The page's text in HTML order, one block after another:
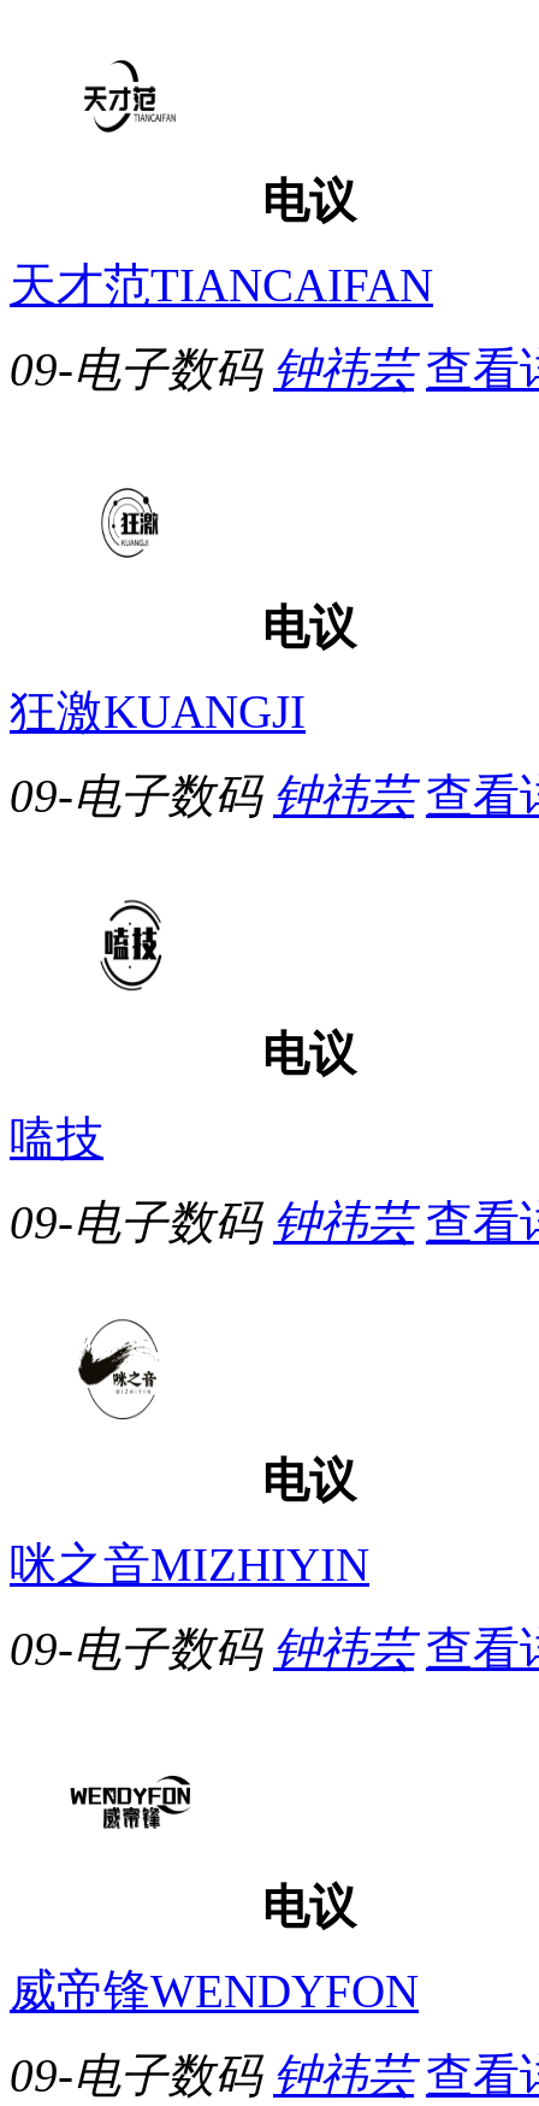
电议
天才范TIANCAIFAN
09-电子数码 钟祎芸 查看
电议
狂激KUANGJI
09-电子数码 钟祎芸 查看
电议
嗑技
09-电子数码 钟祎芸 查看
电议
咪之音MIZHIYIN
09-电子数码 钟祎芸 查看
电议
威帝锋WENDYFON
09-电子数码 钟祎芸 查看